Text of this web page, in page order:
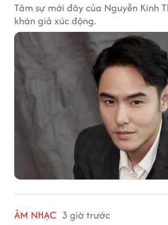
Tâm sự mới đây của Nguyễn Kinh
khán giả xúc động.
ÂM NHẠC 3 giờ trước